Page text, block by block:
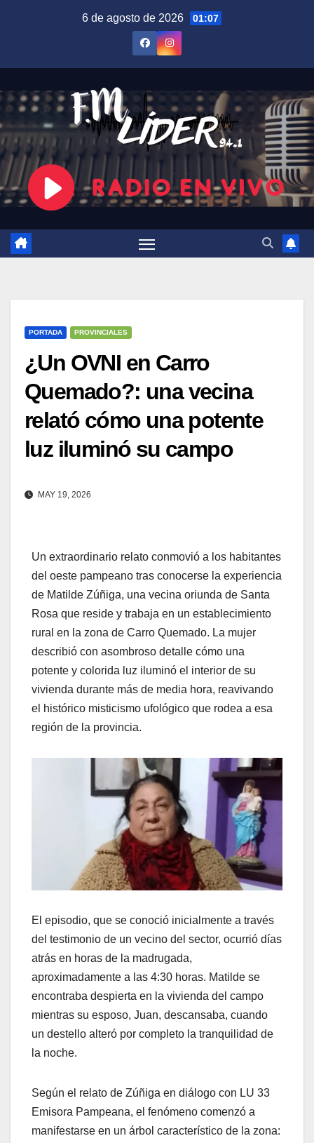
6 de agosto de 2026 01:07
PORTADA PROVINCIALES
¿Un OVNI en Carro
Quemado?: una vecina
relató cómo una potente
luz iluminó su campo
MAY 19, 2026
Un extraordinario relato conmovió a los habitantes
del oeste pampeano tras conocerse la experiencia
de Matilde Zúñiga, una vecina oriunda de Santa
Rosa que reside y trabaja en un establecimiento
rural en la zona de Carro Quemado. La mujer
describió con asombroso detalle cómo una
potente y colorida luz iluminó el interior de su
vivienda durante más de media hora, reavivando
el histórico misticismo ufológico que rodea a esa
región de la provincia.
El episodio, que se conoció inicialmente a través
del testimonio de un vecino del sector, ocurrió días
atrás en horas de la madrugada,
aproximadamente a las 4:30 horas. Matilde se
encontraba despierta en la vivienda del campo
mientras su esposo, Juan, descansaba, cuando
un destello alteró por completo la tranquilidad de
la noche.
Según el relato de Zúñiga en diálogo con LU 33
Emisora Pampeana, el fenómeno comenzó a
manifestarse en un árbol característico de la zona: